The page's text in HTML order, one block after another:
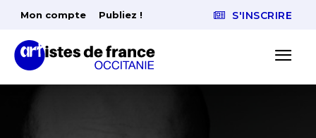
Mon compte Publiez ! S'INSCRIRE